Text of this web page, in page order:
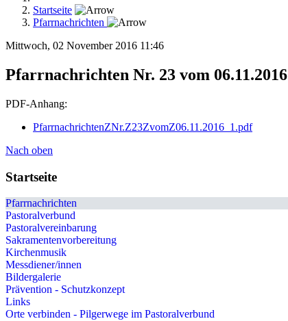
Startseite
Pfarrnachrichten
Mittwoch, 02 November 2016 11:46
Pfarrnachrichten Nr. 23 vom 06.11.2016
PDF-Anhang:
PfarrnachrichtenZNr.Z23ZvomZ06.11.2016_1.pdf
Nach oben
Startseite
Pfarrnachrichten
Pastoralverbund
Pastoralvereinbarung
Sakramentenvorbereitung
Kirchenmusik
Messdiener/innen
Bildergalerie
Prävention - Schutzkonzept
Links
Orte verbinden - Pilgerwege im Pastoralverbund